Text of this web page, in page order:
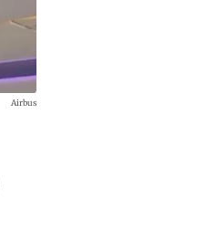
Airbus